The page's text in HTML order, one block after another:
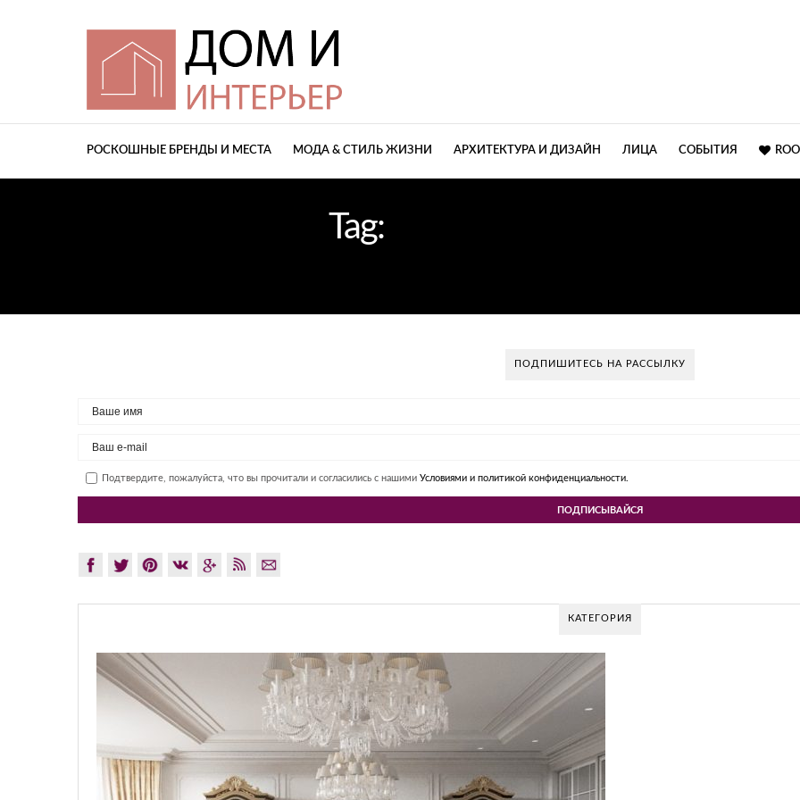
РОСКОШНЫЕ БРЕНДЫ И МЕСТА МОДА & СТИЛЬ ЖИЗНИ АРХИТЕКТУРА И ДИЗАЙН ЛИЦА СОБЫТИЯ
Tag:
ПОДПИШИТЕСЬ НА РАССЫЛКУ
Подтвердите, пожалуйста, что вы прочитали и согласились с нашими Условиями и политикой конфиденциальности.
КАТЕГОРИЯ